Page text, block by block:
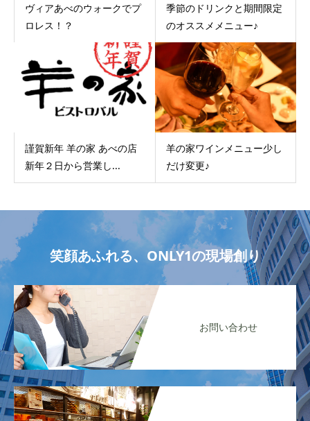
ヴィアあべのウォークでプ
ロレス！？
季節のドリンクと期間限定
のオススメメニュー♪
謹賀新年 羊の家 あべの店
新年２日から営業し...
羊の家ワインメニュー少し
だけ変更♪
笑顔あふれる、ONLY1の現場創り
お問い合わせ